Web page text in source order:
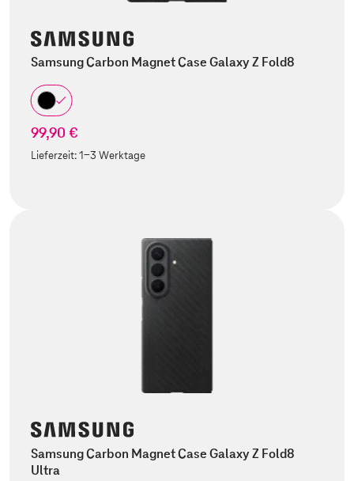
Samsung Carbon Magnet Case Galaxy Z Fold8
99,90 €
Lieferzeit:1-3 Werktage
Samsung Carbon Magnet Case Galaxy Z Fold8
Ultra